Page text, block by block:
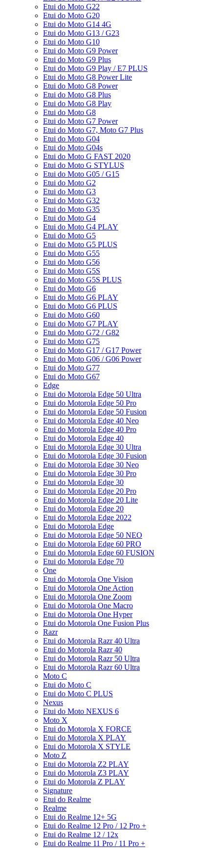
Etui do Moto G22
Etui do Moto G20
Etui do Moto G14 4G
Etui do Moto G13 / G23
Etui do Moto G10
Etui do Moto G9 Power
Etui do Moto G9 Plus
Etui do Moto G9 Play / E7 PLUS
Etui do Moto G8 Power Lite
Etui do Moto G8 Power
Etui do Moto G8 Plus
Etui do Moto G8 Play
Etui do Moto G8
Etui do Moto G7 Power
Etui do Moto G7, Moto G7 Plus
Etui do Moto G04
Etui do Moto G04s
Etui do Moto G FAST 2020
Etui do Moto G STYLUS
Etui do Moto G05 / G15
Etui do Moto G2
Etui do Moto G3
Etui do Moto G32
Etui do Moto G35
Etui do Moto G4
Etui do Moto G4 PLAY
Etui do Moto G5
Etui do Moto G5 PLUS
Etui do Moto G55
Etui do Moto G56
Etui do Moto G5S
Etui do Moto G5S PLUS
Etui do Moto G6
Etui do Moto G6 PLAY
Etui do Moto G6 PLUS
Etui do Moto G60
Etui do Moto G7 PLAY
Etui do Moto G72 / G82
Etui do Moto G75
Etui do Moto G17 / G17 Power
Etui do Moto G06 / G06 Power
Etui do Moto G77
Etui do Moto G67
Edge
Etui do Motorola Edge 50 Ultra
Etui do Motorola Edge 50 Pro
Etui do Motorola Edge 50 Fusion
Etui do Motorola Edge 40 Neo
Etui do Motorola Edge 40 Pro
Etui do Motorola Edge 40
Etui do Motorola Edge 30 Ultra
Etui do Motorola Edge 30 Fusion
Etui do Motorola Edge 30 Neo
Etui do Motorola Edge 30 Pro
Etui do Motorola Edge 30
Etui do Motorola Edge 20 Pro
Etui do Motorola Edge 20 Lite
Etui do Motorola Edge 20
Etui do Motorola Edge 2022
Etui do Motorola Edge
Etui do Motorola Edge 50 NEO
Etui do Motorola Edge 60 PRO
Etui do Motorola Edge 60 FUSION
Etui do Motorola Edge 70
One
Etui do Motorola One Vision
Etui do Motorola One Action
Etui do Motorola One Zoom
Etui do Motorola One Macro
Etui do Motorola One Hyper
Etui do Motorola One Fusion Plus
Razr
Etui do Motorola Razr 40 Ultra
Etui do Motorola Razr 40
Etui do Motorola Razr 50 Ultra
Etui do Motorola Razr 60 Ultra
Moto C
Etui do Moto C
Etui do Moto C PLUS
Nexus
Etui do Moto NEXUS 6
Moto X
Etui do Motorola X FORCE
Etui do Motorola X PLAY
Etui do Motorola X STYLE
Moto Z
Etui do Motorola Z2 PLAY
Etui do Motorola Z3 PLAY
Etui do Motorola Z PLAY
Signature
Etui do Realme
Realme
Etui do Realme 12+ 5G
Etui do Realme 12 Pro / 12 Pro +
Etui do Realme 12 / 12x
Etui do Realme 11 Pro / 11 Pro +